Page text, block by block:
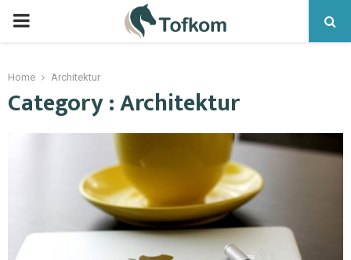
Home Architektur
Category : Architektur